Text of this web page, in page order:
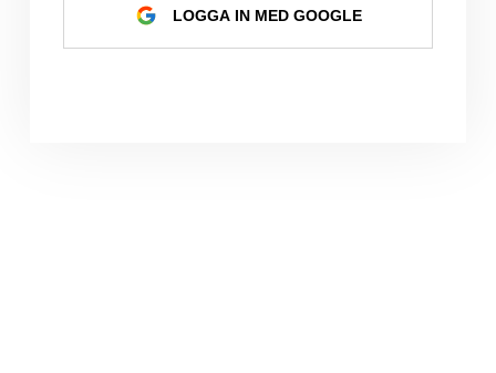
LOGGA IN MED GOOGLE